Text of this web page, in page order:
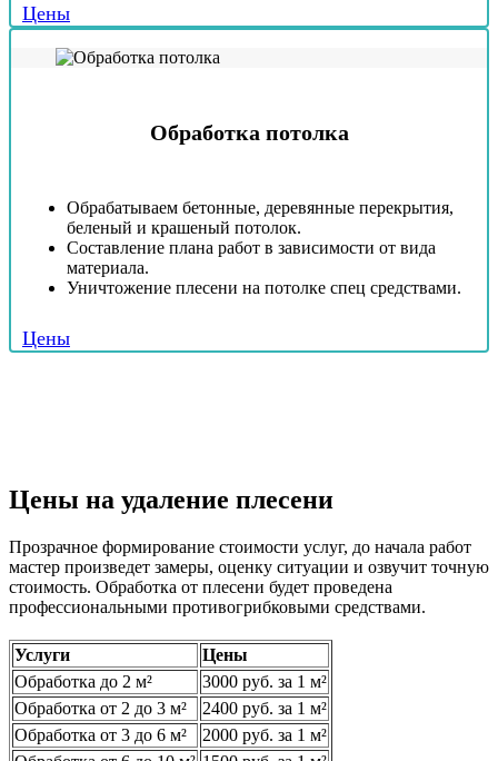
Цены
Обработка потолка
Обрабатываем бетонные, деревянные перекрытия,
беленый и крашеный потолок.
Составление плана работ в зависимости от вида
материала.
Уничтожение плесени на потолке спец средствами.
Цены
Цены на удаление плесени
Прозрачное формирование стоимости услуг, до начала работ
мастер произведет замеры, оценку ситуации и озвучит точную
стоимость. Обработка от плесени будет проведена
профессиональными противогрибковыми средствами.
Услуги
Цены
Обработка до 2 м²
3000 руб. за 1 м²
Обработка от 2 до 3 м²
2400 руб. за 1 м²
Обработка от 3 до 6 м²
2000 руб. за 1 м²